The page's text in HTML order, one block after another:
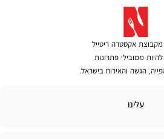
מקבוצת אקסטרה ריטייל
ממובילי פתרונות
הגשה והאירוח בישראל.
עלינו